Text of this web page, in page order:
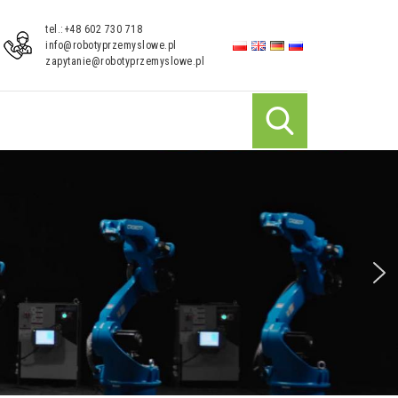
tel.:+48 602 730 718
info@robotyprzemyslowe.pl
zapytanie@robotyprzemyslowe.pl